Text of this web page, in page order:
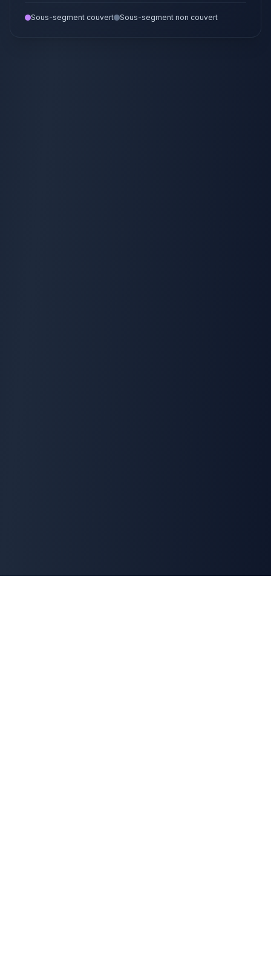
Sous-segment couvert Sous-segment non couvert